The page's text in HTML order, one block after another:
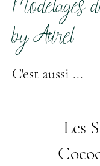
Modelages
by Aurel
C'est aussi ...
Les